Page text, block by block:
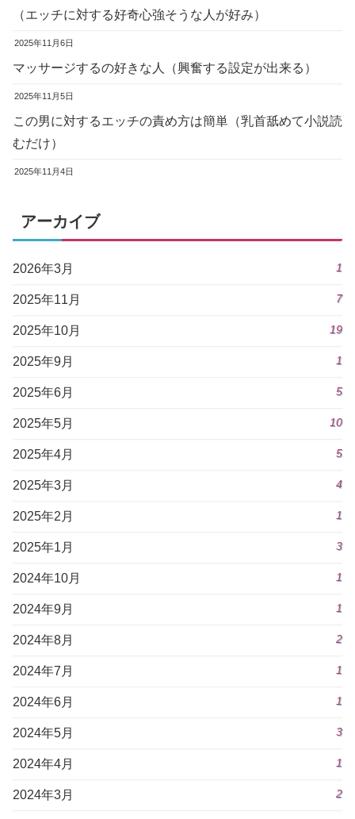
（エッチに対する好奇心強そうな人が好み）
2025年11月6日
マッサージするの好きな人（興奮する設定が出来る）
2025年11月5日
この男に対するエッチの責め方は簡単（乳首舐めて小説読
むだけ）
2025年11月4日
アーカイブ
2026年3月 1
2025年11月 7
2025年10月 19
2025年9月 1
2025年6月 5
2025年5月 10
2025年4月 5
2025年3月 4
2025年2月 1
2025年1月 3
2024年10月 1
2024年9月 1
2024年8月 2
2024年7月 1
2024年6月 1
2024年5月 3
2024年4月 1
2024年3月 2